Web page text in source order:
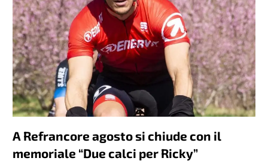
A Refrancore agosto si chiude con il
memoriale “Due calci per Ricky”